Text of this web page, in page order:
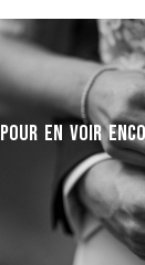
pour en voir